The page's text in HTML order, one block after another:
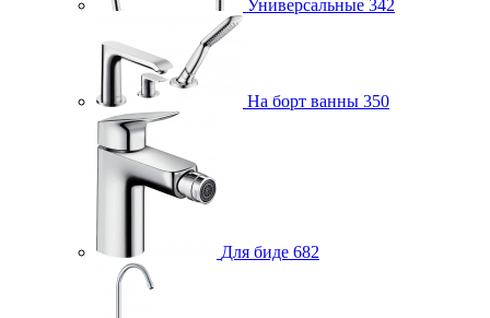
Универсальные 342
На борт ванны 350
Для биде 682